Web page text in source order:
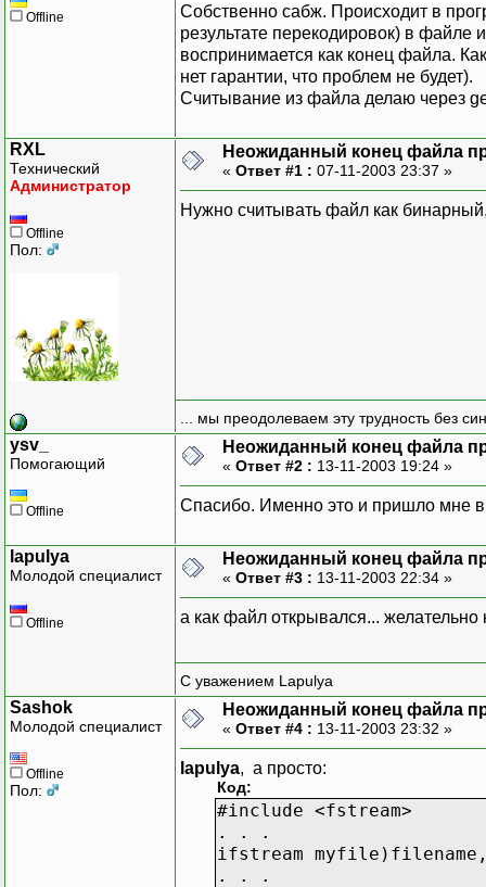
Offline
Собственно сабж. Происходит в
результате перекодировок) в файле
воспринимается как конец файла.
нет гарантии, что проблем не будет).
Считывание из файла делаю через
RXL
Технический
Администратор
Offline
Пол:
Неожиданный конец файла
« Ответ #1 : 07-11-2003 23:37 »
Нужно считывать файл как
... мы преодолеваем эту трудность без
ysv_
Помогающий
Offline
Неожиданный конец файла
« Ответ #2 : 13-11-2003 19:24 »
Спасибо. Именно это и пришло мне в
lapulya
Молодой специалист
Offline
Неожиданный конец файла
« Ответ #3 : 13-11-2003 22:34 »
а как файл открывался... желательно
С уважением Lapulya
Sashok
Молодой специалист
Offline
Пол:
Неожиданный конец файла
« Ответ #4 : 13-11-2003 23:32 »
lapulya, а просто:
Код:
#include <fstream>
. . .
ifstream
. . .